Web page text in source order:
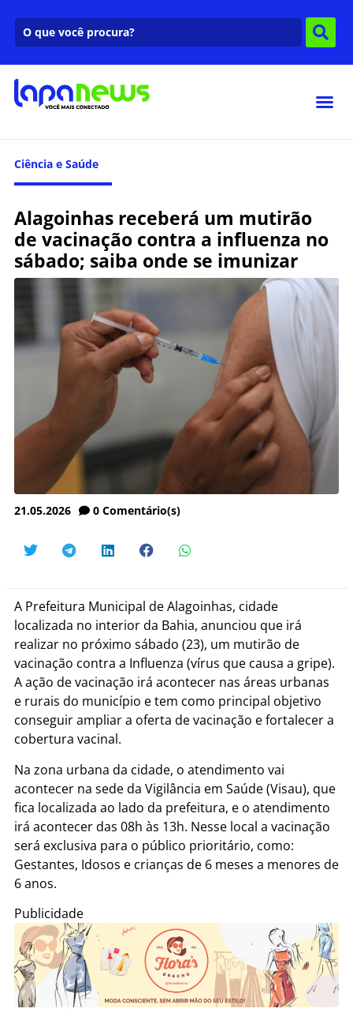
Ciência e Saúde
Alagoinhas receberá um mutirão
de vacinação contra a influenza no
sábado; saiba onde se imunizar
21.05.2026 0 Comentário(s)
A Prefeitura Municipal de Alagoinhas, cidade
localizada no interior da Bahia, anunciou que irá
realizar no próximo sábado (23), um mutirão de
vacinação contra a Influenza (vírus que causa a gripe).
A ação de vacinação irá acontecer nas áreas urbanas
e rurais do município e tem como principal objetivo
conseguir ampliar a oferta de vacinação e fortalecer a
cobertura vacinal.
Na zona urbana da cidade, o atendimento vai
acontecer na sede da Vigilância em Saúde (Visau), que
fica localizada ao lado da prefeitura, e o atendimento
irá acontecer das 08h às 13h. Nesse local a vacinação
será exclusiva para o público prioritário, como:
Gestantes, Idosos e crianças de 6 meses a menores de
6 anos.
Publicidade